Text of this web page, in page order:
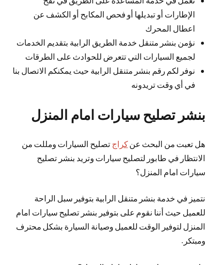
الإطارات أو تبديلها أو فحص المكابح أو الكشف عن
اعطال المحرك
نؤمن بنشر متنقل خدمة الطريق الرابية بتقديم الخدمات
لجميع السيارات التي تتعرض للحوادث على الطرقات
نوفر لكم رقم بنشر متنقل الرابية حيث يمكنكم الاتصال بنا
في أي وقت تريدونه
بنشر تصليح سيارات امام المنزل
هل تعبت من البحث عن كراج تصليح السيارات ومللت من
الانتظار في طابور لتصليح سيارات وتريد بنشر تصليح
سيارات امام المنزل؟
نتميز في خدمة بنشر متنقل الرابية بتوفير سبل الراحة
للعميل حيث أننا نقوم على بتوفير بنشر تصليح سيارات امام
المنزل لتوفير الوقت للعميل وصيانة السيارة بشكل محترف
ومبتكر.